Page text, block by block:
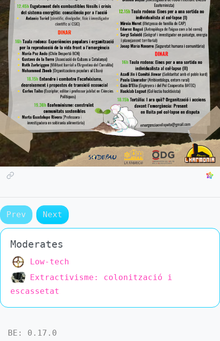
Prev Next
Moderates
Low-tech
Extractivisme: colonització i
escassetat
BE: 0.17.0